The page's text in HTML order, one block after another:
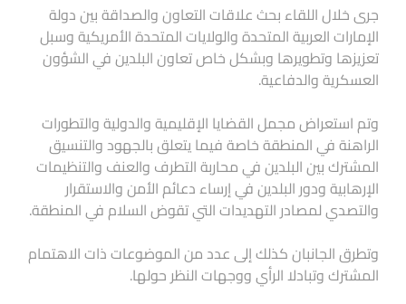
جرى خلال اللقاء بحث علاقات التعاون والصداقة بين دولة
الإمارات العربية المتحدة والولايات المتحدة الأمريكية وسبل
تعزيزها وتطويرها وبشكل خاص تعاون البلدين في الشؤون
العسكرية والدفاعية.
وتم استعراض مجمل القضايا الإقليمية والدولية والتطورات
الراهنة في المنطقة خاصة فيما يتعلق بالجهود والتنسيق
المشترك بين البلدين في محاربة التطرف والعنف والتنظيمات
الإرهابية ودور البلدين في إرساء دعائم الأمن والاستقرار
والتصدي لمصادر التهديدات التي تقوض السلام في المنطقة.
وتطرق الجانبان كذلك إلى عدد من الموضوعات ذات الاهتمام
المشترك وتبادلا الرأي ووجهات النظر حولها.